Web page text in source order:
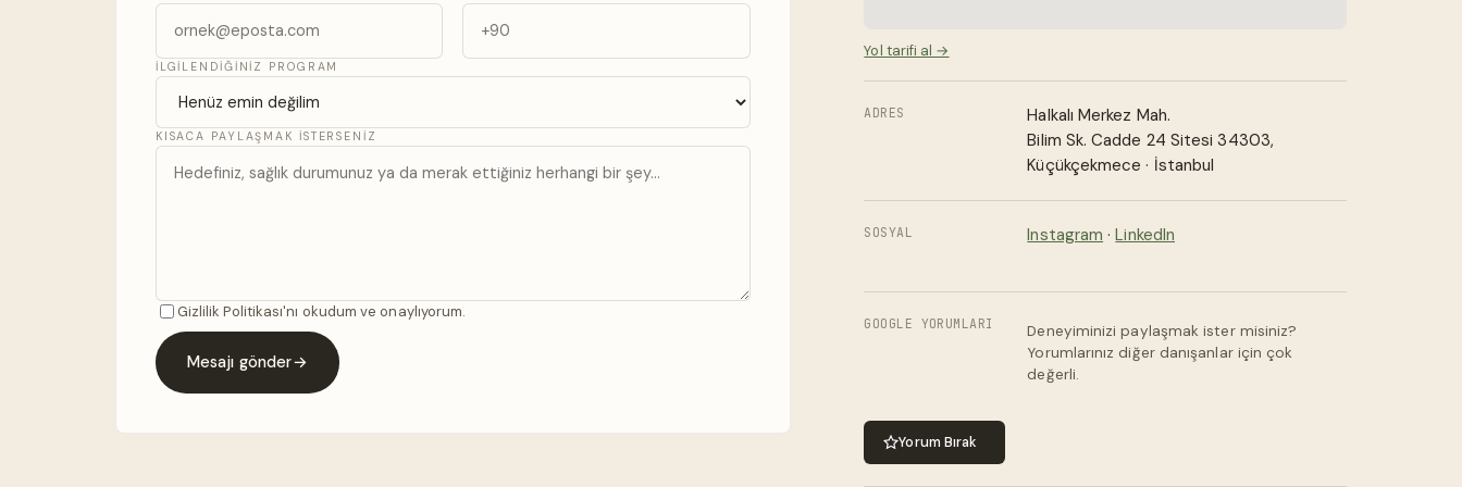
İLGILENDIĞINIZ PROGRAM
KISACA PAYLAŞMAK ISTERSENIZ
Gizlilik Politikası'nı okudum ve onaylıyorum.
Mesajı gönder→
Yol tarifi al →
ADRES
Halkalı Merkez Mah.
Bilim Sk. Cadde 24 Sitesi 34303,
Küçükçekmece · İstanbul
SOSYAL Instagram ·LinkedIn
GOOGLE YORUMLARI
Deneyiminizi paylaşmak ister misiniz?
Yorumlarınız diğer danışanlar için çok
değerli.
Yorum Bırak